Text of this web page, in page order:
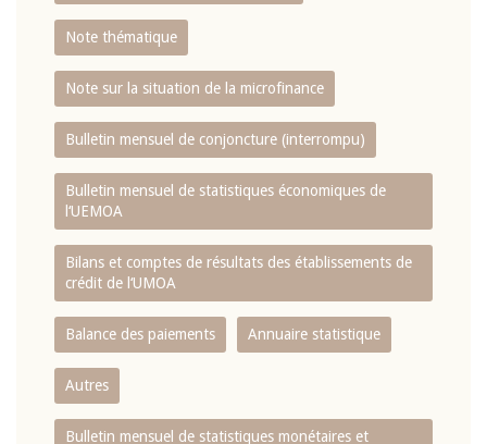
Note thématique
Note sur la situation de la microfinance
Bulletin mensuel de conjoncture (interrompu)
Bulletin mensuel de statistiques économiques de
l‘UEMOA
Bilans et comptes de résultats des établissements de
crédit de l‘UMOA
Balance des paiements Annuaire statistique
Autres
Bulletin mensuel de statistiques monétaires et